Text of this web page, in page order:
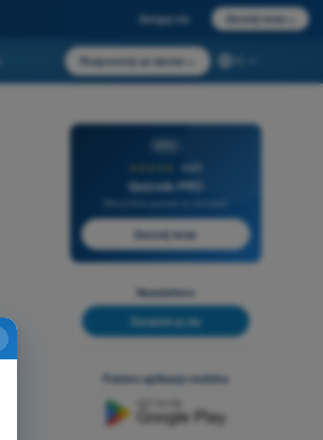
Zaloguj się Zacznij teraz
Rozpocznij za darmo
4,6/5
Quizvds PRO
Zacznij teraz
Newslettera
Zarejestruj się
Pobierz aplikacje mobilne